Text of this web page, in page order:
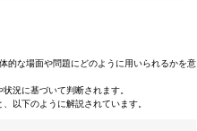
的な場面や問題にどのように用いられるかを意
況に基づいて判断されます。
以下のように解説されています。